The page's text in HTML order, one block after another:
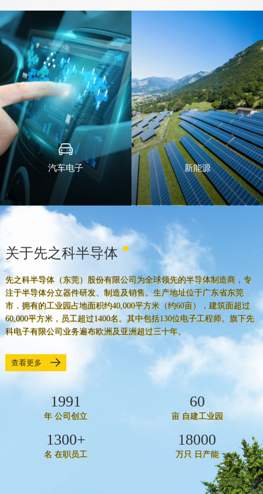
汽车电子 新能源
关于先之科半导体
先之科半导体（东莞）股份有限公司为全球领先的半导体制造商，专
注于半导体分立器件研发、制造及销售。生产地址位于广东省东莞
市．拥有的工业园占地面积约40,000平方米（约60亩），建筑面超过
60,000平方米，员工超过1400名。其中包括130位电子工程师。旗下先
科电子有限公司业务遍布欧洲及亚洲超过三十年。
查看更多
1991
年 公司创立
60
亩 自建工业园
1300+
名 在职员工
18000
万只 日产能